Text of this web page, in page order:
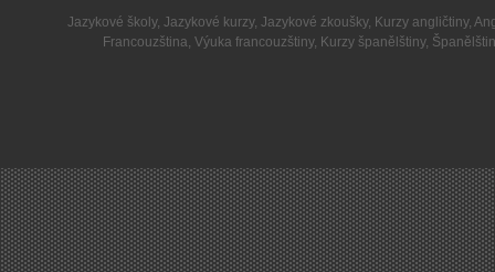
Jazykové školy, Jazykové kurzy, Jazykové zkoušky, Kurzy angličtiny,
Francouzština,Výuka francouzštiny, Kurzy španělštiny,